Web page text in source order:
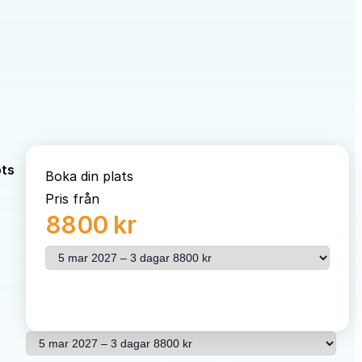
Boka din plats
Pris från
8800 kr
Välj resa
Välj resa